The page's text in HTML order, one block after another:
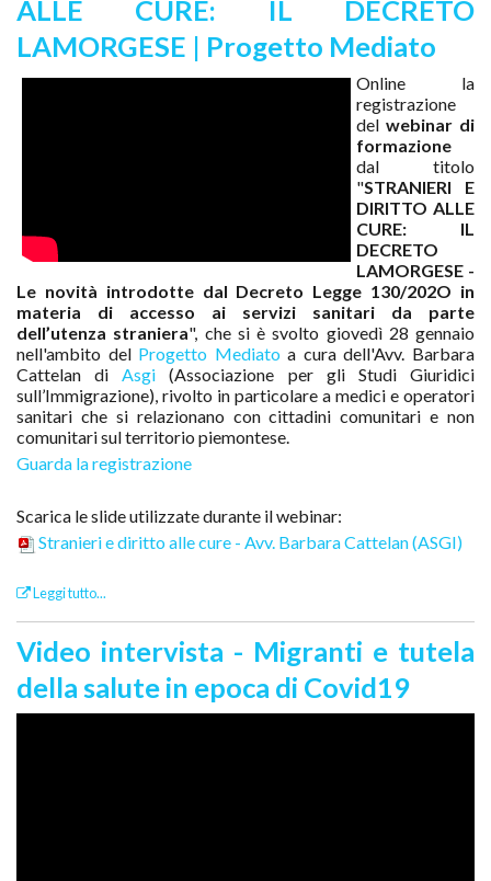
ALLE CURE: IL DECRETO
LAMORGESE | Progetto Mediato
Online la
registrazione
del webinar di
formazione
dal titolo
"STRANIERI E
DIRITTO ALLE
CURE: IL
DECRETO
LAMORGESE -
Le novità introdotte dal Decreto Legge 130/202O in
materia di accesso ai servizi sanitari da parte
dell’utenza straniera", che si è svolto giovedì 28 gennaio
nell'ambito del Progetto Mediato a cura dell'Avv. Barbara
Cattelan di Asgi(Associazione per gli Studi Giuridici
sull’Immigrazione), rivolto in particolare a medici e operatori
sanitari che si relazionano con cittadini comunitari e non
comunitari sul territorio piemontese.
Guarda la registrazione
Scarica le slide utilizzate durante il webinar:
Stranieri e diritto alle cure - Avv. Barbara Cattelan (ASGI)
Leggi tutto...
Video intervista - Migranti e tutela
della salute in epoca di Covid19